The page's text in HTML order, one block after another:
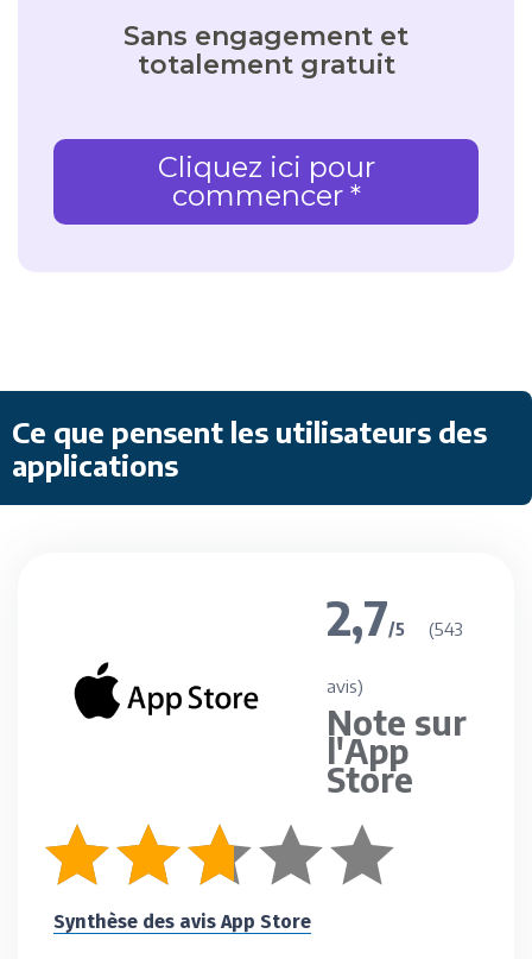
Sans engagement et
totalement gratuit
Cliquez ici pour
commencer *
Ce que pensent les utilisateurs des
applications
2,7/5 (543
avis)
Note sur
l'App
Store
Synthèse des avis App Store